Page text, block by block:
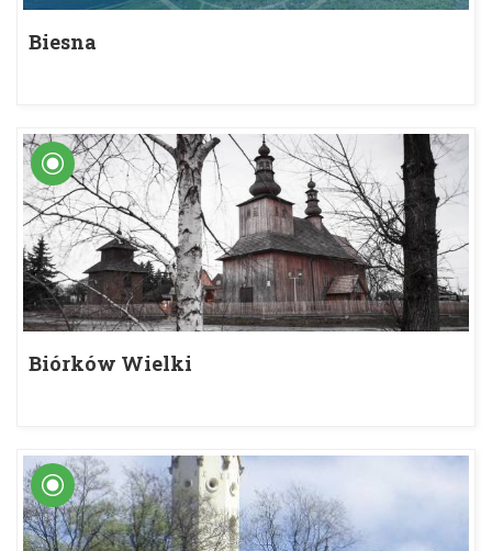
Biesna
Biórków Wielki